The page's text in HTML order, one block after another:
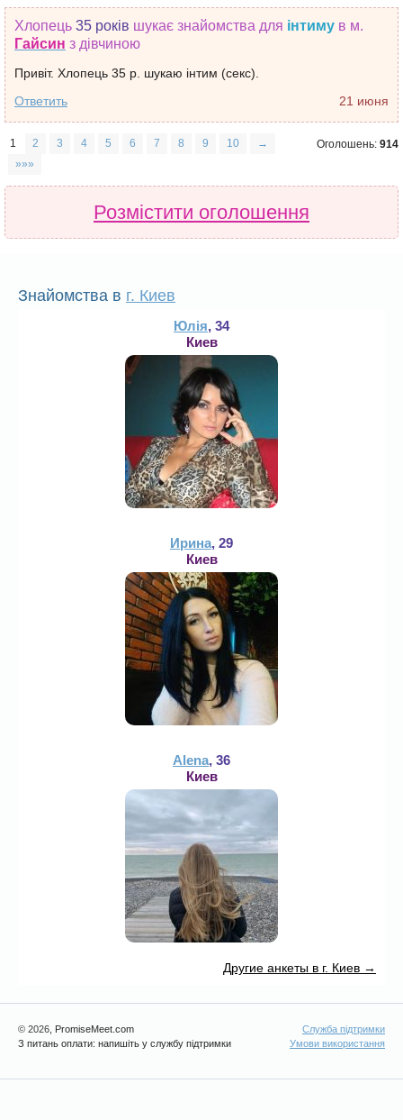
Хлопець 35 років шукає знайомства для інтиму в м.
Гайсин з дівчиною
Привіт. Хлопець 35 р. шукаю інтим (секс).
21 июня
Ответить
Оголошень: 914
1 2 3 4 5 6 7 8 9 10
→
»»»
Розмістити оголошення
Знайомства в г. Киев
Юлія, 34
Киев
Ирина, 29
Киев
Alena, 36
Киев
Другие анкеты в г. Киев →
Служба підтримки
Умови використання
© 2026 , PromiseMeet.com
З питань оплати: напишіть у службу підтримки